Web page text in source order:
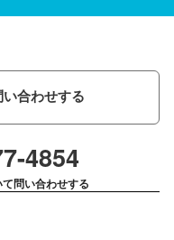
合わせする
4854
問い合わせする